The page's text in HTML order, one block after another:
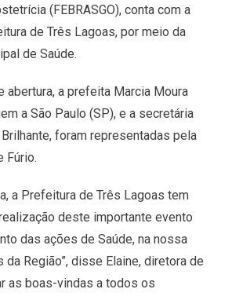
(FEBRASGO), conta com a
de Três Lagoas, por meio da
de Saúde.
abertura, a prefeita Marcia Moura
a São Paulo (SP), e a secretária
foram representadas pela
Fúrio.
a Prefeitura de Três Lagoas tem
deste importante evento
das ações de Saúde, na nossa
da Região”, disse Elaine, diretora de
as boas-vindas a todos os